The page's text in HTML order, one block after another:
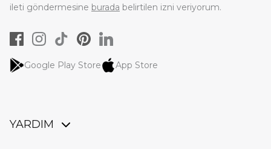
ileti göndermesine burada belirtilen izni veriyorum.
Google Play Store App Store
YARDIM